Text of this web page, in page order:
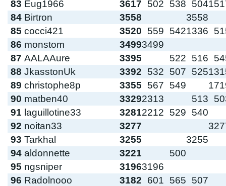
83 Eug1966 3617 502 538 504
84 Birtron 3558
3558
85 cocci421 3520 559 5421336
86 monstom 34993499
87 AALAAure 3395 522 516
88 JkasstonUk 3392 532 507 525
89 christophe8p 3355 567 549
90 matben40 33292313 513
91 laguillotine33 32812212 529
540
92 noitan33 3277
93 Tarkhal 3255
3255
94 aldonnette 3221
500
95 ngsniper 31963196
96 Radolnooo 3182 601 565
507